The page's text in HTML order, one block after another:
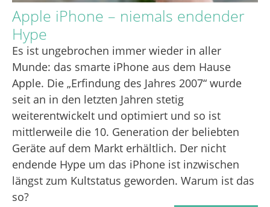
Apple iPhone – niemals endender
Hype
Es ist ungebrochen immer wieder in aller
Munde: das smarte iPhone aus dem Hause
Apple. Die „Erfindung des Jahres 2007“ wurde
seit an in den letzten Jahren stetig
weiterentwickelt und optimiert und so ist
mittlerweile die 10. Generation der beliebten
Geräte auf dem Markt erhältlich. Der nicht
endende Hype um das iPhone ist inzwischen
längst zum Kultstatus geworden. Warum ist das
so?